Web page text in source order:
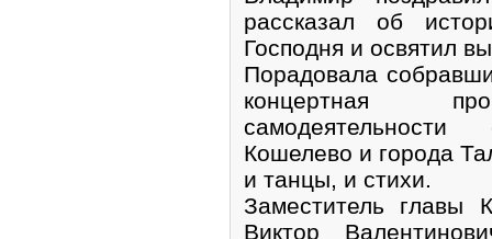
рассказал об
Господня и освятил
Порадовала
концертная
Кошелево и города
и танцы, и стихи.
Заместитель главы
Виктор